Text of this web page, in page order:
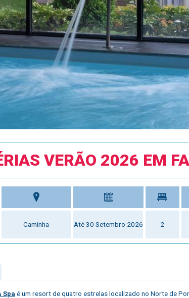
VERÃO 2026 EM
Caminha Até 30 Setembro 2026 2
Spa é um resort de quatro estrelas localizado no Norte de